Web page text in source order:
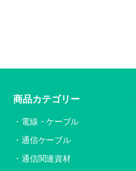
商品カテゴリー
電線・ケーブル
通信ケーブル
通信関連資材